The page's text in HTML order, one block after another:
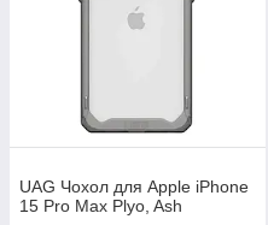
UAG Чохол для Apple iPhone
15 Pro Max Plyo, Ash